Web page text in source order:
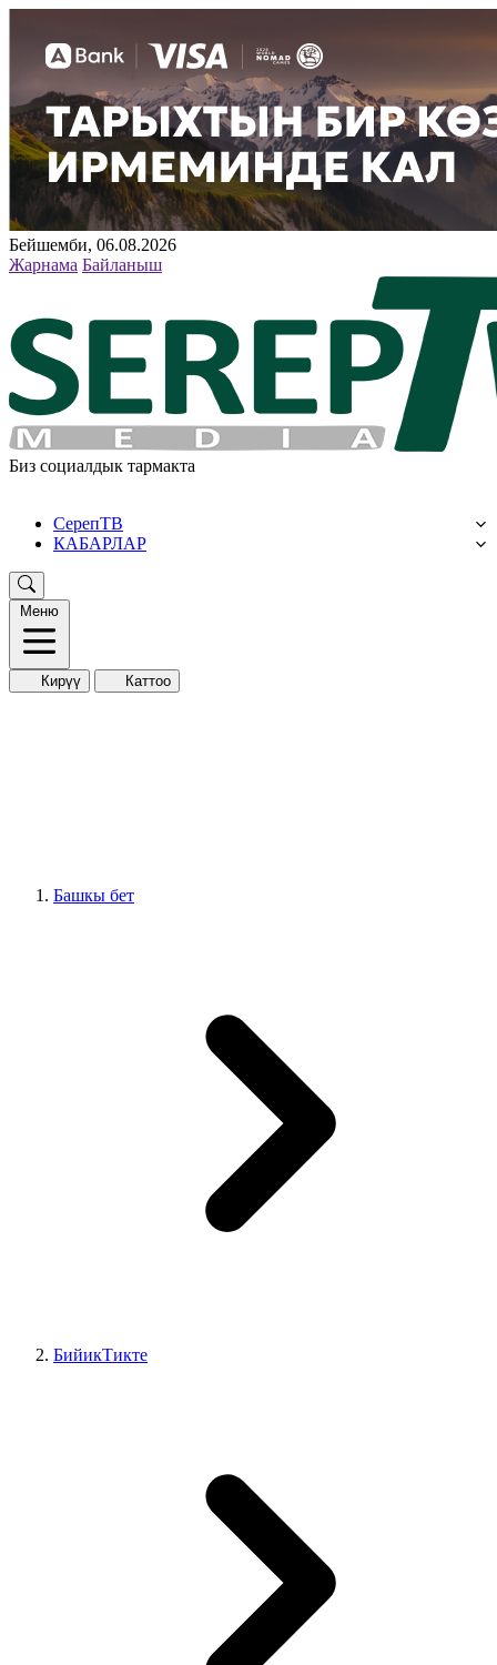
Бейшемби, 06.08.2026
Жарнама Байланыш
Биз социалдык тармакта
СерепТВ
КАБАРЛАР
Меню
Кирүү Каттоо
Башкы бет
БийикТикте